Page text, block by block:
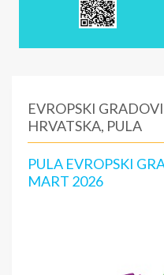
EVROPSKI
HRVATSKA, PULA
PULA EVROPSKI
MART 2026